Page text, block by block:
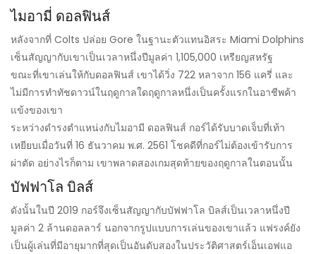
ไมอามี่ ดอลฟินส์
หลังจากที่ Colts ปล่อย Gore ในฐานะตัวแทนอิสระ Miami Dolphins
เซ็นสัญญากับเขาเป็นเวลาหนึ่งปีมูลค่า 1,105,000 เหรียญสหรัฐ
ขณะที่เขาเล่นให้กับดอลฟินส์ เขาได้วิ่ง 722 หลาจาก 156 แครี่ และ
ไม่มีการทำทัชดาวน์ในฤดูกาลใดฤดูกาลหนึ่งเป็นครั้งแรกในอาชีพค้า
แข้งของเขา
ระหว่างดำรงตำแหน่งกับไมอามี ดอลฟินส์ กอร์ได้รับบาดเจ็บที่เท้า
เหยียบเมื่อวันที่ 16 ธันวาคม พ.ศ. 2561 โชคดีที่กอร์ไม่ต้องเข้ารับการ
ผ่าตัด อย่างไรก็ตาม เขาพลาดสองเกมสุดท้ายของฤดูกาลในตอนนั้น
บัฟฟาโล บิลส์
ดังนั้นในปี 2019 กอร์จึงเซ็นสัญญากับบัฟฟาโล บิลส์เป็นเวลาหนึ่งปี
มูลค่า 2 ล้านดอลลาร์ นอกจากรูปแบบการเล่นของเขาแล้ว แฟรงค์ยัง
เป็นผู้เล่นที่มีอายุมากที่สุดเป็นอันดับสองในประวัติศาสตร์เอ็นเอฟแอ